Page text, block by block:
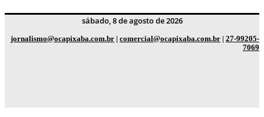
sábado, 8 de agosto de 2026
jornalismo@ocapixaba.com.br | comercial@ocapixaba.com.br | 27-99205-
7069